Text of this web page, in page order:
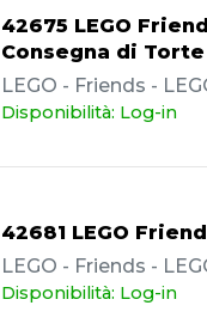
42675 LEGO
Consegna di Torte
LEGO - Friends -
Disponibilità: Log-in
42681 LEGO
LEGO - Friends -
Disponibilità: Log-in